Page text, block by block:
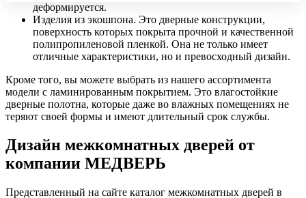
деформируется.
Изделия из экошпона. Это дверные конструкции,
поверхность которых покрыта прочной и качественной
полипропиленовой пленкой. Она не только имеет
отличные характеристики, но и превосходный дизайн.
Кроме того, вы можете выбрать из нашего ассортимента
модели с ламинированным покрытием. Это влагостойкие
дверные полотна, которые даже во влажных помещениях не
теряют своей формы и имеют длительный срок службы.
Дизайн межкомнатных дверей от
компании МЕДВЕРЬ
Представленный на сайте каталог межкомнатных дверей в
использования систем аналитики (например,
Яндекс.Метрика), в соответствии с нашейПолитикой
обработки персональных данных.
Если вы не хотите, чтобы ваши данные обрабатывались,
настройте ограничения в браузере или покиньте сайт.